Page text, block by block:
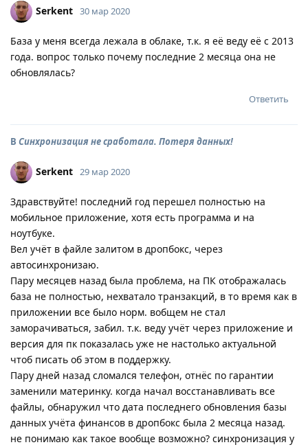
Serkent 30 мар 2020
База у меня всегда лежала в облаке, т.к. я её веду её с 2013
года. вопрос только почему последние 2 месяца она не
обновлялась?
Ответить
В Синхронизация не сработала. Потеря данных!
Serkent 29 мар 2020
Здравствуйте! последний год перешел полностью на
мобильное приложение, хотя есть программа и на
ноутбуке.
Вел учёт в файле залитом в дропбокс, через
автосинхронизаю.
Пару месяцев назад была проблема, на ПК отображалась
база не полностью, нехватало транзакций, в то время как в
приложении все было норм. вобщем не стал
заморачиваться, забил. т.к. веду учёт через приложение и
версия для пк показалась уже не настолько актуальной
чтоб писать об этом в поддержку.
Пару дней назад сломался телефон, отнёс по гарантии
заменили материнку. когда начал восстанавливать все
файлы, обнаружил что дата последнего обновления базы
данных учёта финансов в дропбокс была 2 месяца назад.
не понимаю как такое вообще возможно? синхронизация у